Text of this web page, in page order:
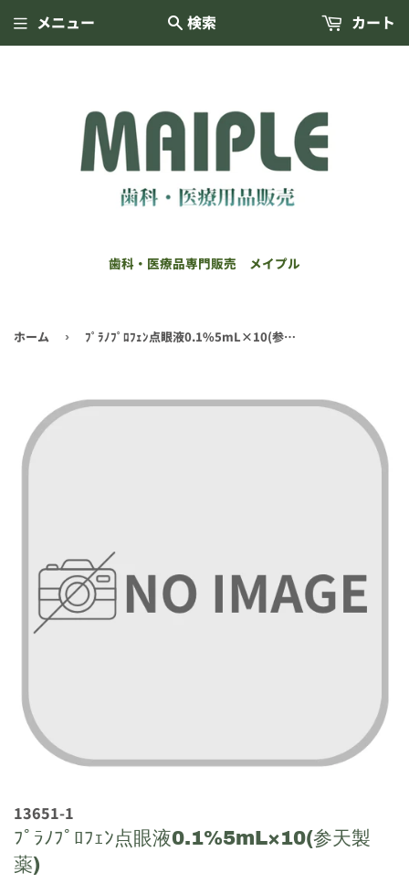
歯科・医療品専門販売 メイプル
メニュー 検索 カート
ホーム › ﾌﾟﾗﾉﾌﾟﾛﾌｪﾝ点眼液0.1%5mL×10(参天製薬)
13651-1
ﾌﾟﾗﾉﾌﾟﾛﾌｪﾝ点眼液0.1%5mL×10(参天製
薬)